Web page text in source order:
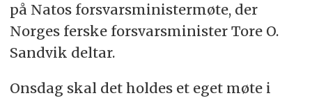
på Natos forsvarsministermøte, der
Norges ferske forsvarsminister Tore O.
Sandvik deltar.
Onsdag skal det holdes et eget møte i